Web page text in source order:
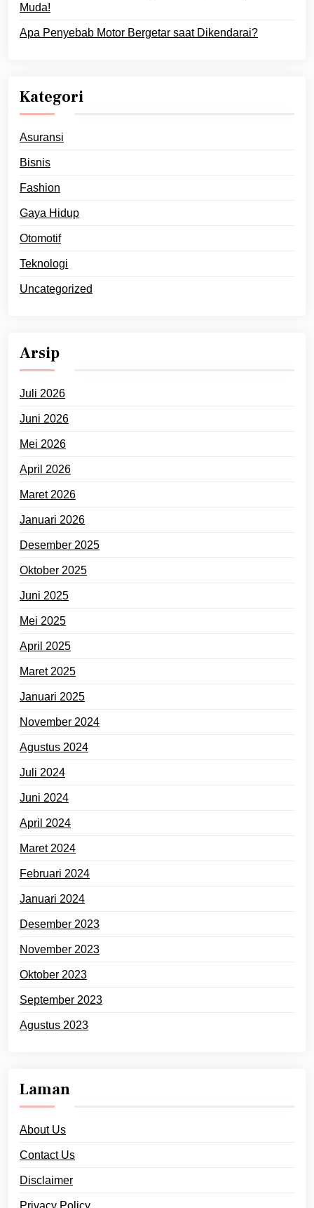
Muda!
Apa Penyebab Motor Bergetar saat Dikendarai?
Kategori
Asuransi
Bisnis
Fashion
Gaya Hidup
Otomotif
Teknologi
Uncategorized
Arsip
Juli 2026
Juni 2026
Mei 2026
April 2026
Maret 2026
Januari 2026
Desember 2025
Oktober 2025
Juni 2025
Mei 2025
April 2025
Maret 2025
Januari 2025
November 2024
Agustus 2024
Juli 2024
Juni 2024
April 2024
Maret 2024
Februari 2024
Januari 2024
Desember 2023
November 2023
Oktober 2023
September 2023
Agustus 2023
Laman
About Us
Contact Us
Disclaimer